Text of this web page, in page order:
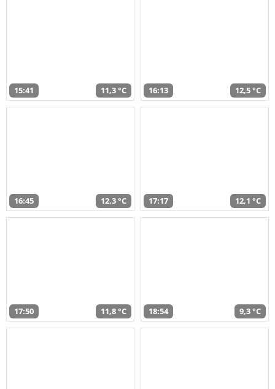
15:41 11,3 °C 16:13 12,5 °C
16:45 12,3 °C 17:17 12,1 °C
17:50 11,8 °C 18:54 9,3 °C